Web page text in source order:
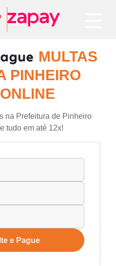
MULTAS
PINHEIRO
na Prefeitura de Pinheiro
tudo em até 12x!
e Pague